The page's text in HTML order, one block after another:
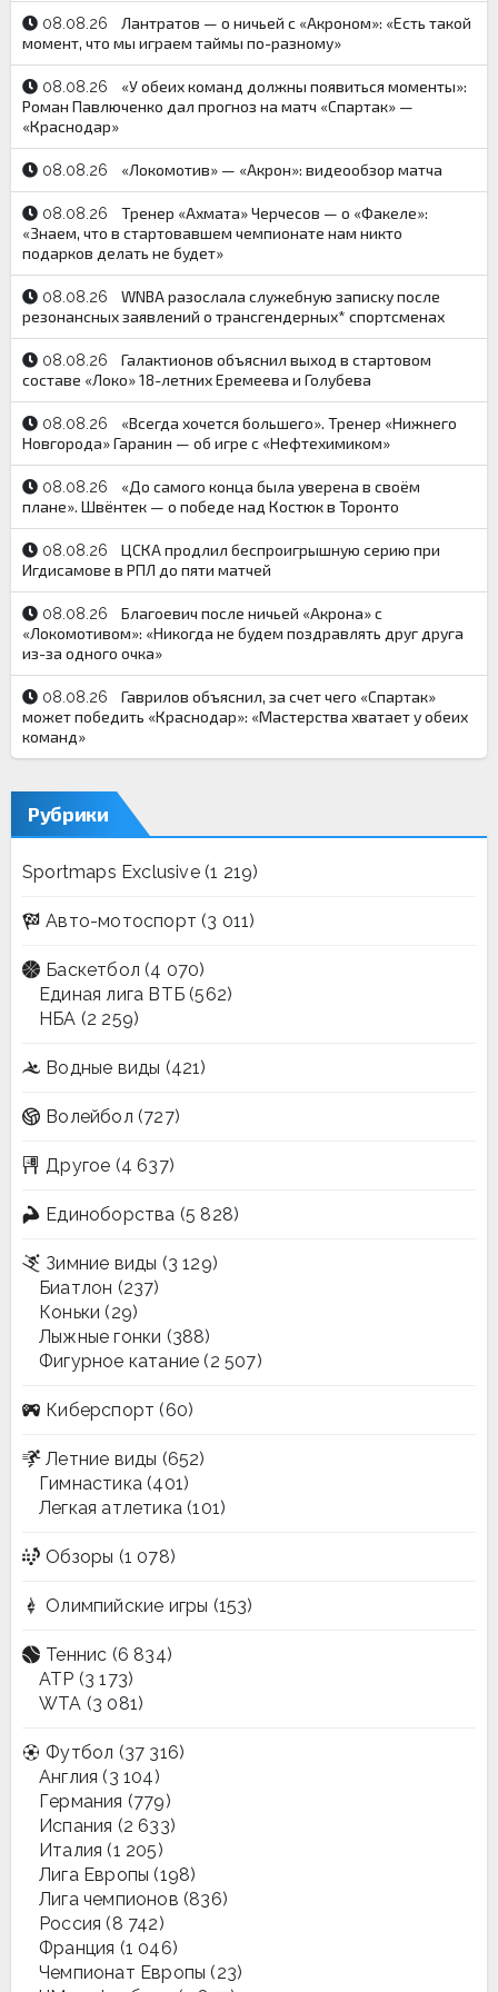
08.08.26
Лантратов — о ничьей с «Акроном»: «Есть такой
момент, что мы играем таймы по-разному»
08.08.26
«У обеих команд должны появиться моменты»:
Роман Павлюченко дал прогноз на матч «Спартак» —
«Краснодар»
08.08.26 «Локомотив» — «Акрон»: видеообзор матча
08.08.26
Тренер «Ахмата» Черчесов — о «Факеле»:
«Знаем, что в стартовавшем чемпионате нам никто
подарков делать не будет»
08.08.26
WNBA разослала служебную записку после
резонансных заявлений о трансгендерных* спортсменах
08.08.26
Галактионов объяснил выход в стартовом
составе «Локо» 18-летних Еремеева и Голубева
08.08.26
«Всегда хочется большего». Тренер «Нижнего
Новгорода» Гаранин — об игре с «Нефтехимиком»
08.08.26
«До самого конца была уверена в своём
плане». Швёнтек — о победе над Костюк в Торонто
08.08.26
ЦСКА продлил беспроигрышную серию при
Игдисамове в РПЛ до пяти матчей
08.08.26
Благоевич после ничьей «Акрона» с
«Локомотивом»: «Никогда не будем поздравлять друг друга
из-за одного очка»
08.08.26
Гаврилов объяснил, за счет чего «Спартак»
может победить «Краснодар»: «Мастерства хватает у обеих
команд»
Рубрики
Sportmaps Exclusive(1 219)
Авто-мотоспорт (3 011)
Баскетбол (4 070)
Единая лига ВТБ (562)
НБА (2 259)
Водные виды (421)
Волейбол (727)
Другое (4 637)
Единоборства (5 828)
Зимние виды (3 129)
Биатлон (237)
Коньки (29)
Лыжные гонки (388)
Фигурное катание (2 507)
Киберспорт (60)
Летние виды (652)
Гимнастика (401)
Легкая атлетика (101)
Обзоры (1 078)
Олимпийские игры (153)
Теннис (6 834)
ATP (3 173)
WTA (3 081)
Футбол (37 316)
Англия (3 104)
Германия (779)
Испания (2 633)
Италия (1 205)
Лига Европы (198)
Лига чемпионов (836)
Россия (8 742)
Франция (1 046)
Чемпионат Европы (23)